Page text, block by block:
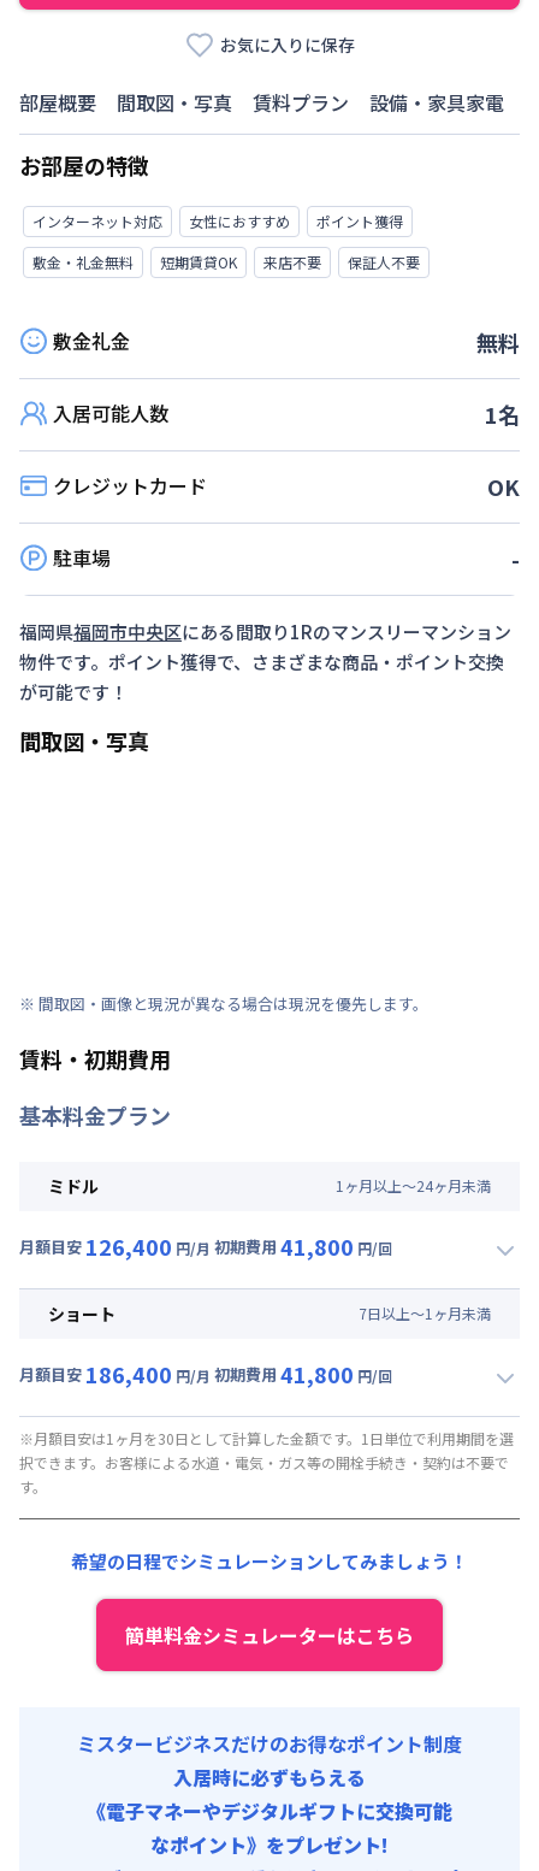
お気に入りに保存
部屋概要 間取図・写真 賃料プラン 設備・家具家電
お部屋の特徴
インターネット対応 女性におすすめ
ポイント獲得
敷金・礼金無料
短期賃貸OK 来店不要 保証人不要
敷金礼金 無料
入居可能人数 1名
クレジットカード OK
駐車場 -
福岡県福岡市中央区にある間取り1Rのマンスリーマンション
物件です。ポイント獲得で、さまざまな商品・ポイント交換
が可能です！
間取図・写真
※ 間取図・画像と現況が異なる場合は現況を優先します。
賃料・初期費用
基本料金プラン
ミドル 1 ヶ月以上～24ヶ月未満
月額目安 126,400 円/月 初期費用 41,800 円/回
月額賃料目安(30日利用)
光熱費他 : 24,000円/月 (税抜)
その他費用 :
火災保険料: 1,000円/月
初期費用
寝具セット : 8,000円/回 (税抜)
ショート 7日以上～1 ヶ月未満
月額目安 186,400 円/月 初期費用 41,800 円/回
月額賃料目安(30日利用)
賃料 : 159,000円/月 (5,300円/日)
光熱費他 :
その他費用 :
火災保険料: 1,000円/月
事務手数料 : 15,000円/回 (税抜)
※月額目安は1ヶ月を30日として計算した金額です。1日単位で利用期間を選
択できます。お客様による水道・電気・ガス等の開栓手続き・契約は不要で
す。
希望の日程でシミュレーションしてみましょう！
簡単料金シミュレーターはこちら
ミスタービジネスだけのお得なポイント制度
入居時に必ずもらえる
《電子マネーやデジタルギフトに交換可能
なポイント》をプレゼント!